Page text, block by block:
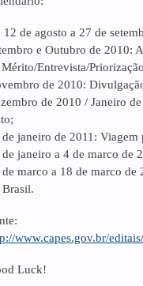
12 de agosto a 27 de
e Outubro de 2010:
Entrevista/
de 2010:
de 2010 / Janeiro
janeiro de 2011: Viagem
de janeiro a 4 de marco de
marco a 18 de marco
www.capes.gov.br/
Luck!